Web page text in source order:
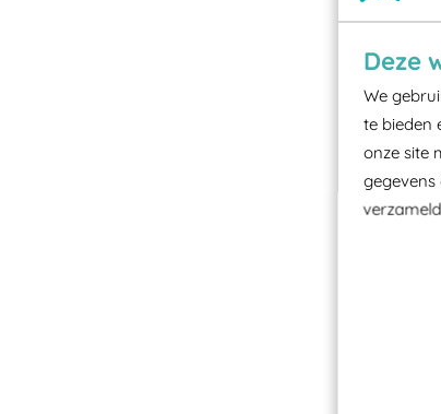
Deze
We
te bieden
onze site